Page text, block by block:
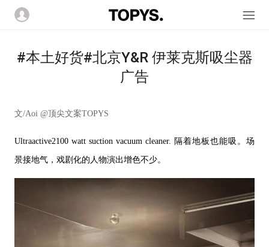
#本土好货#北京Y&R 伊莱克斯吸尘器
广告
文/Aoi @顶尖文案TOPYS
Ultraactive2100 watt suction vacuum cleaner. 隔着地板也能吸。场
景接地气，戏剧化的人物演出增色不少。